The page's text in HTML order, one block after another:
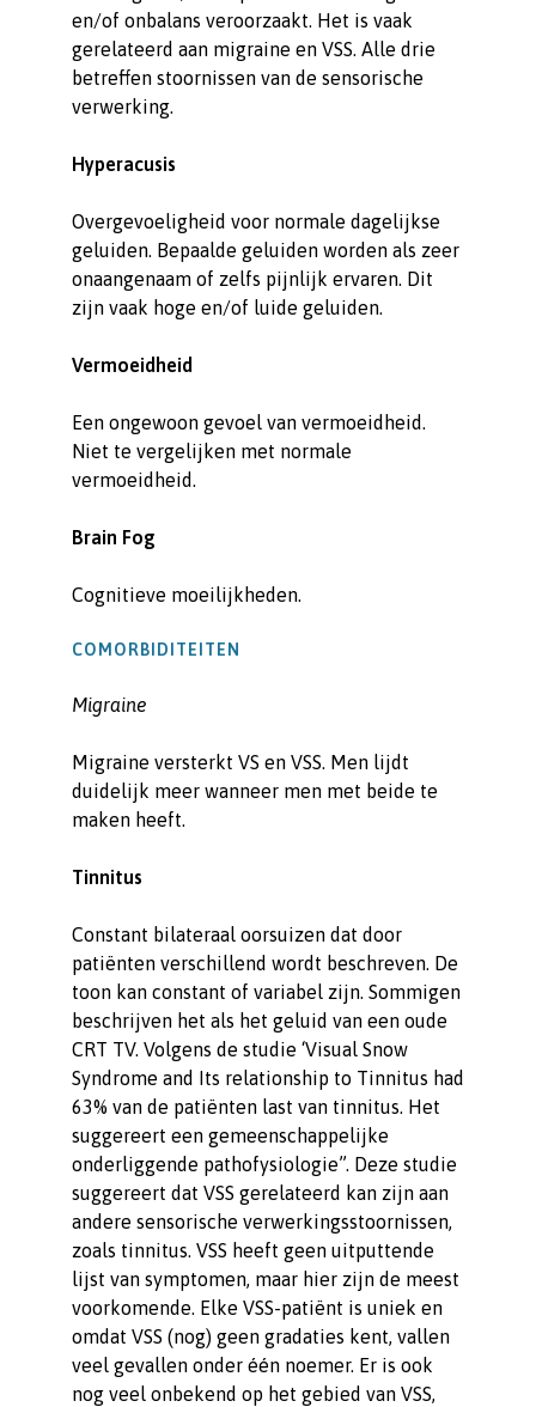
en/of onbalans veroorzaakt. Het is vaak
gerelateerd aan migraine en VSS. Alle drie
betreffen stoornissen van de sensorische
verwerking.
Hyperacusis
Overgevoeligheid voor normale dagelijkse
geluiden. Bepaalde geluiden worden als zeer
onaangenaam of zelfs pijnlijk ervaren. Dit
zijn vaak hoge en/of luide geluiden.
Vermoeidheid
Een ongewoon gevoel van vermoeidheid.
Niet te vergelijken met normale
vermoeidheid.
Brain Fog
Cognitieve moeilijkheden.
COMORBIDITEITEN
Migraine
Migraine versterkt VS en VSS. Men lijdt
duidelijk meer wanneer men met beide te
maken heeft.
Tinnitus
Constant bilateraal oorsuizen dat door
patiënten verschillend wordt beschreven. De
toon kan constant of variabel zijn. Sommigen
beschrijven het als het geluid van een oude
CRT TV. Volgens de studie ‘Visual Snow
Syndrome and Its relationship to Tinnitus had
63% van de patiënten last van tinnitus. Het
suggereert een gemeenschappelijke
onderliggende pathofysiologie”. Deze studie
suggereert dat VSS gerelateerd kan zijn aan
andere sensorische verwerkingsstoornissen,
zoals tinnitus. VSS heeft geen uitputtende
lijst van symptomen, maar hier zijn de meest
voorkomende. Elke VSS-patiënt is uniek en
omdat VSS (nog) geen gradaties kent, vallen
veel gevallen onder één noemer. Er is ook
nog veel onbekend op het gebied van VSS,